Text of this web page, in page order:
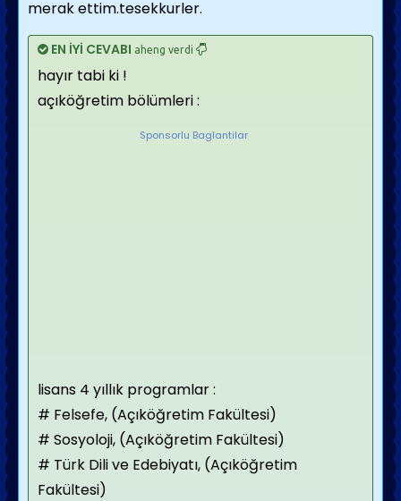
merak ettim.tesekkurler.
EN İYİ CEVABI aheng verdi
hayır tabi ki !
açıköğretim bölümleri :
Sponsorlu Baglantilar
lisans 4 yıllık programlar :
# Felsefe, (Açıköğretim Fakültesi)
# Sosyoloji, (Açıköğretim Fakültesi)
# Türk Dili ve Edebiyatı, (Açıköğretim
Fakültesi)